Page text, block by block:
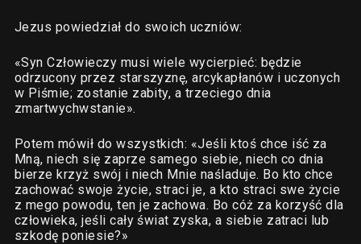
Jezus powiedział do swoich uczniów:
«Syn Człowieczy musi wiele wycierpieć: będzie
odrzucony przez starszyznę, arcykapłanów i uczonych
w Piśmie; zostanie zabity, a trzeciego dnia
zmartwychwstanie».
Potem mówił do wszystkich: «Jeśli ktoś chce iść za
Mną, niech się zaprze samego siebie, niech co dnia
bierze krzyż swój i niech Mnie naśladuje. Bo kto chce
zachować swoje życie, straci je, a kto straci swe życie
z mego powodu, ten je zachowa. Bo cóż za korzyść dla
człowieka, jeśli cały świat zyska, a siebie zatraci lub
szkodę poniesie?»